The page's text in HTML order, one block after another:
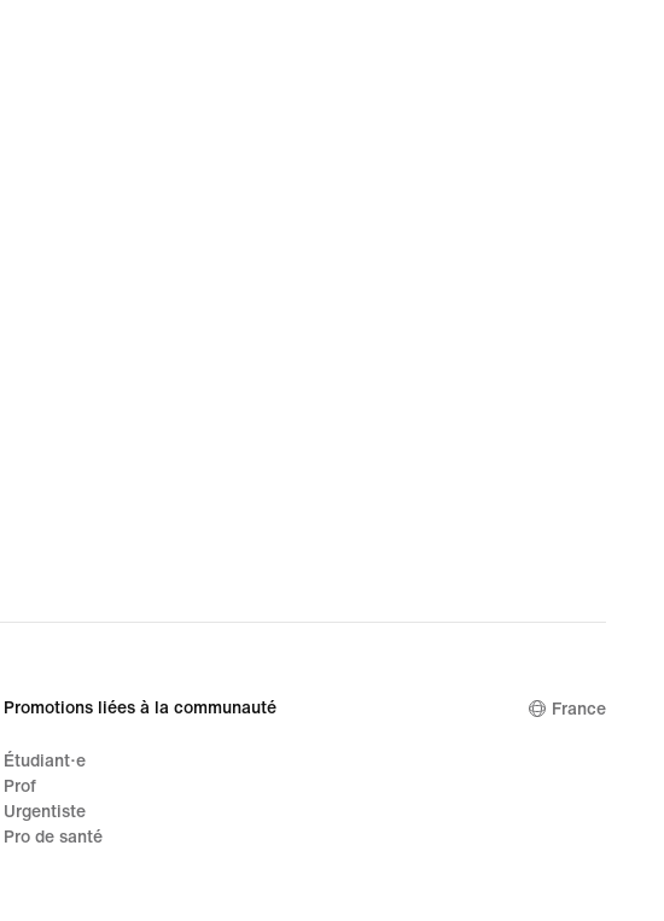
Promotions liées à la communauté
Étudiant·e
Prof
Urgentiste
Pro de santé
France